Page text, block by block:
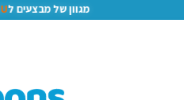
מגוון של מבצעים לTEMU-טמו